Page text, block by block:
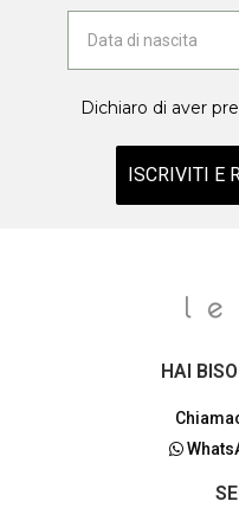
Dichiaro di aver
ISCRIVITI E
HAI